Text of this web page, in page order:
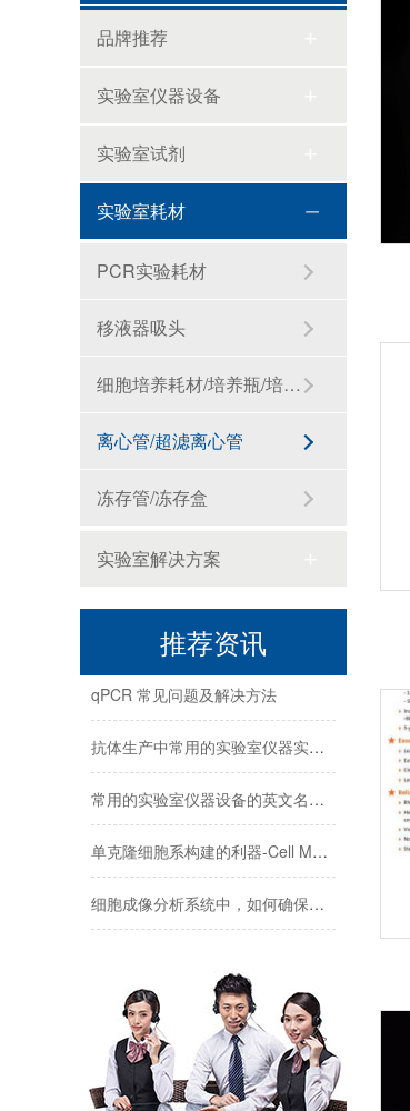
品牌推荐
实验室仪器设备
实验室试剂
实验室耗材
PCR实验耗材
移液器吸头
细胞培养耗材/培养瓶/培养板
离心管/超滤离心管
冻存管/冻存盒
实验室解决方案
推荐资讯
qPCR 常见问题及解决方法
海南封关,生物医药迎来历史性机遇！零关税15%税制如何重塑千亿赛道？
科研补给站：苏州阿尔法生物，你生物实验室的 “一站式配齐专家”
做了 5 年 Transwell 细胞迁移实验，从踩坑到稳出数据，这份详细操作和避坑指南请收好